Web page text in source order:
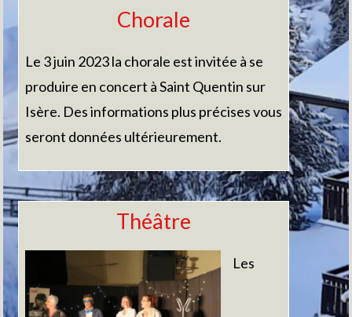
Chorale
Le 3 juin 2023 la chorale est invitée à se
produire en concert à Saint Quentin sur
Isère. Des informations plus précises vous
seront données ultérieurement.
Théâtre
Les